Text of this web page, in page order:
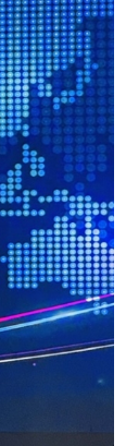
i
m
e